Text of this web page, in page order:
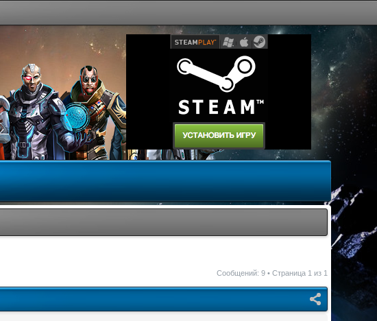
Сообщений: 9 • Страница 1 из 1